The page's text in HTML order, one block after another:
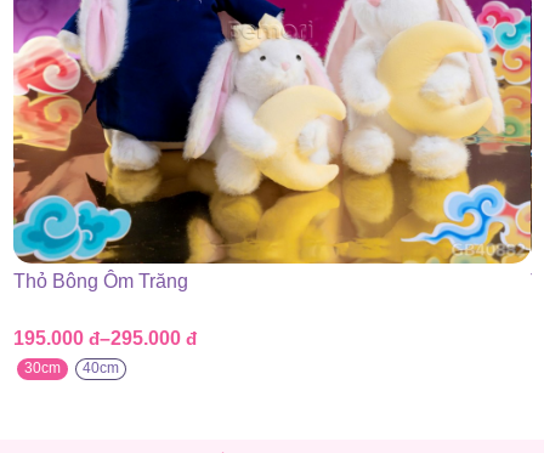
Thỏ Bông Ôm Trăng
195.000 đ–295.000 đ
Khoảng
giá:
30cm 40cm